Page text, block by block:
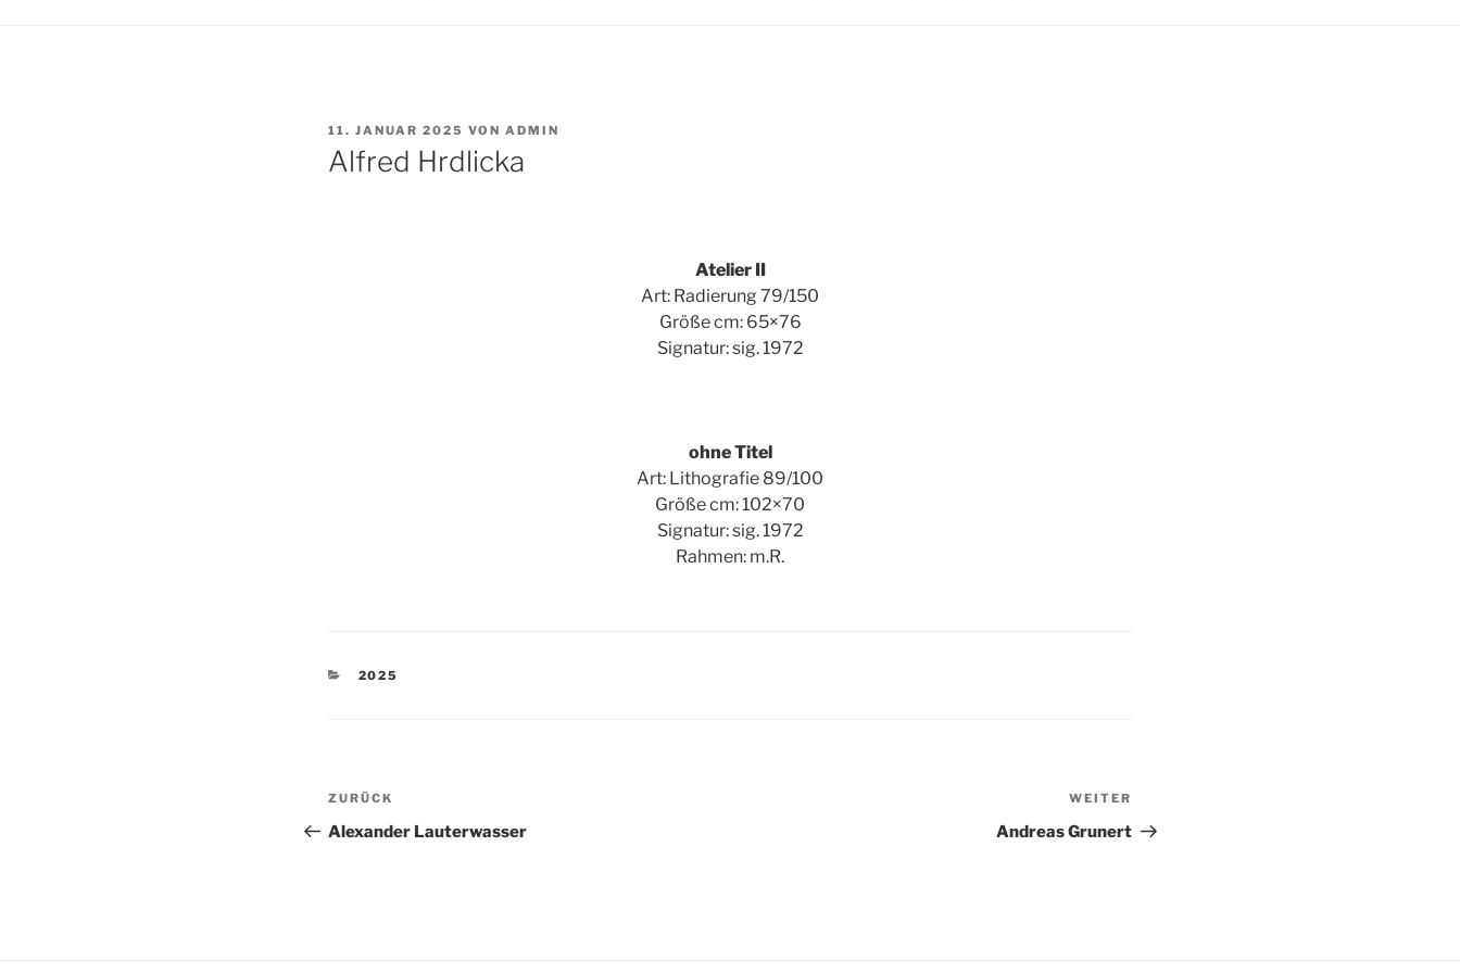
VERÖFFENTLICHT
AM
11. JANUAR 2025 VON ADMIN
Alfred Hrdlicka
Atelier II
Art: Radierung 79/150
Größe cm: 65×76
Signatur: sig. 1972
ohne Titel
Art: Lithografie 89/100
Größe cm: 102×70
Signatur: sig. 1972
Rahmen: m.R.
KATEGORIEN
2025
Beitragsnavigation
Vorheriger
Beitrag
ZURÜCK
Alexander Lauterwasser
Beitrag
WEITER
Andreas Grunert